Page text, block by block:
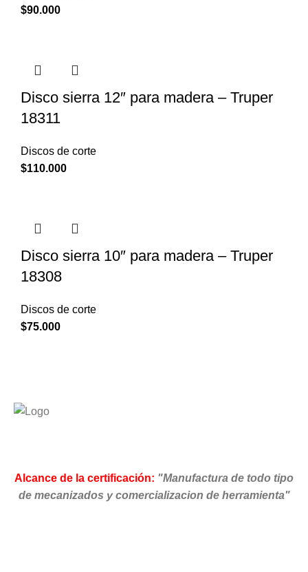
$90.000
Disco sierra 12″ para madera – Truper
18311
Discos de corte
$110.000
Disco sierra 10″ para madera – Truper
18308
Discos de corte
$75.000
Alcance de la certificación: "Manufactura de todo tipo
de mecanizados y comercializacion de herramienta"